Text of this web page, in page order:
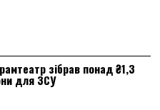
зібрав понад ₴1,3
для ЗСУ